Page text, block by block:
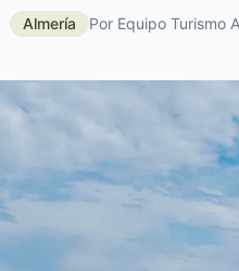
Almería Por Equipo Turismo